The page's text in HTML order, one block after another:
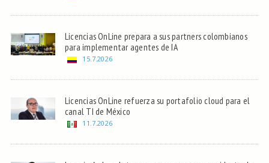
Licencias OnLine prepara a sus partners colombianos
para implementar agentes de IA
15.7.2026
Licencias OnLine refuerza su portafolio cloud para el
canal TI de México
11.7.2026